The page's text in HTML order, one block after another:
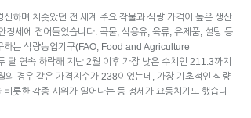
하며 치솟았던 전 세계 주요 작물과 식량 가격이 높은 생산
정세에 접어들었습니다. 곡물, 식용유, 육류, 유제품, 설탕 등
하는 식량농업기구(FAO, Food and Agriculture
연속 하락해 지난 2월 이후 가장 낮은 수치인 211.3까지
의 경우 같은 가격지수가 238이었는데, 가장 기초적인 식량
롯한 각종 시위가 일어나는 등 정세가 요동치기도 했습니